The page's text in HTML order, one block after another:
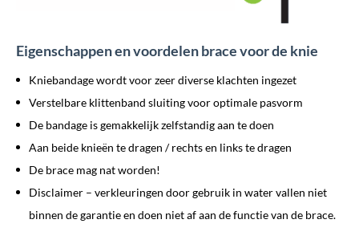
Eigenschappen en voordelen brace voor de knie
Kniebandage wordt voor zeer diverse klachten ingezet
Verstelbare klittenband sluiting voor optimale pasvorm
De bandage is gemakkelijk zelfstandig aan te doen
Aan beide knieën te dragen / rechts en links te dragen
De brace mag nat worden!
Disclaimer – verkleuringen door gebruik in water vallen niet
binnen de garantie en doen niet af aan de functie van de brace.